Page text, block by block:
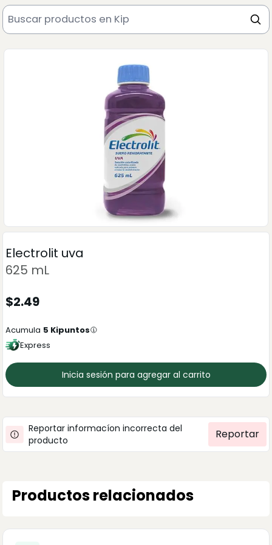
Electrolit uva
625 mL
$2.49
Acumula 5 Kipuntos
Express
Inicia sesión para agregar al carrito
Reportar informacíon incorrecta del
producto
Reportar
Productos relacionados